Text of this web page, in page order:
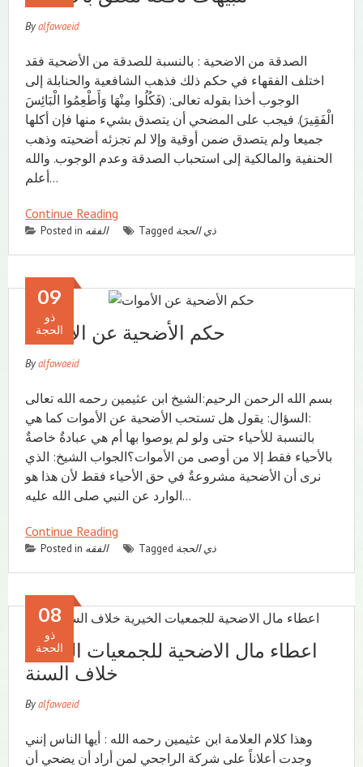
Byalfawaeid
الصدقة من الاضحية : بالنسبة للصدقة من الأضحية فقد
اختلف الفقهاء في حكم ذلك فذهب الشافعية والحنابلة إلى
الوجوب أخذا بقوله تعالى: (فَكُلُوا مِنْهَا وَأَطْعِمُوا الْبَائِسَ
الْفَقِيرَ). فيجب على المضحي أن يتصدق بشيء منها فإن أكلها
جميعا ولم يتصدق ضمن أوقية وإلا لم تجزئه أضحيته وذهب
الحنفية والمالكية إلى استحباب الصدقة وعدم الوجوب. والله
أعلم…
Continue Reading
Posted in الفقه Tagged ذي الحجة
حكم الأضحية عن الأموات
09
ذو
الحجة
Byalfawaeid
بسم الله الرحمن الرحيم:الشيخ ابن عثيمين رحمه الله تعالى
:السؤال: يقول هل تستحب الأضحية عن الأموات كما هي
بالنسبة للأحياء حتى ولو لم يوصوا بها أم هي عبادةٌ خاصةٌ
بالأحياء فقط إلا من أوصى من الأموات؟الجواب الشيخ: الذي
نرى أن الأضحية مشروعةٌ في حق الأحياء فقط لأن هذا هو
الوارد عن النبي صلى الله عليه…
Continue Reading
Posted in الفقه Tagged ذي الحجة
اعطاء مال الاضحية للجمعيات الخيرية
خلاف السنة
08
ذو
الحجة
Byalfawaeid
وهذا كلام العلامة ابن عثيمين رحمه الله : أيها الناس إنني
وجدت أعلاناً على شركة الراجحي لمن أراد أن يضحي أن